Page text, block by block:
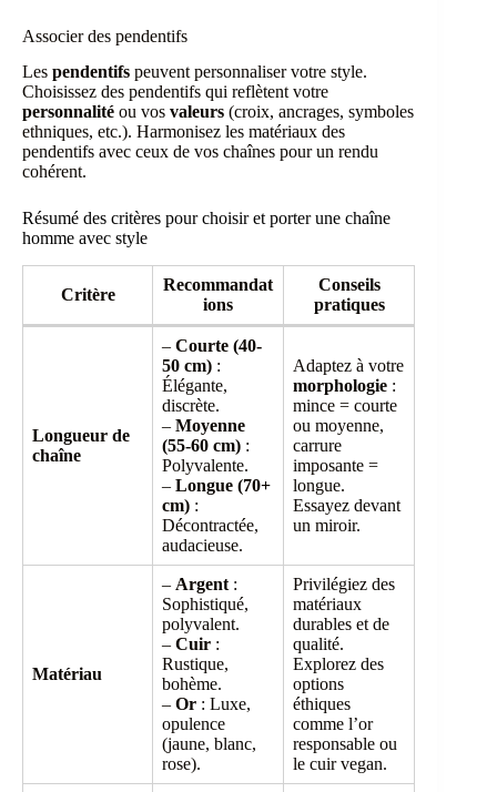
Associer des pendentifs
Les pendentifs peuvent personnaliser votre style.
Choisissez des pendentifs qui reflètent votre
personnalité ou vos valeurs (croix, ancrages, symboles
ethniques, etc.). Harmonisez les matériaux des
pendentifs avec ceux de vos chaînes pour un rendu
cohérent.
Résumé des critères pour choisir et porter une chaîne
homme avec style
Critère
Recommandat
ions
Conseils
pratiques
Longueur de
chaîne
– Courte (40-
50 cm) :
Élégante,
discrète.
– Moyenne
(55-60 cm) :
Polyvalente.
– Longue (70+
cm) :
Décontractée,
audacieuse.
Adaptez à votre
morphologie :
mince = courte
ou moyenne,
carrure
imposante =
longue.
Essayez devant
un miroir.
Matériau
– Argent :
Sophistiqué,
polyvalent.
– Cuir :
Rustique,
bohème.
– Or : Luxe,
opulence
(jaune, blanc,
rose).
Privilégiez des
matériaux
durables et de
qualité.
Explorez des
options
éthiques
comme l’or
responsable ou
le cuir vegan.